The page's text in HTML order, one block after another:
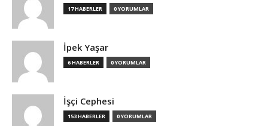
17 HABERLER 0 YORUMLAR
İpek Yaşar
6 HABERLER 0 YORUMLAR
İşçi Cephesi
153 HABERLER 0 YORUMLAR